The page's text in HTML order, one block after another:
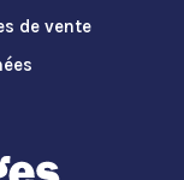
de vente